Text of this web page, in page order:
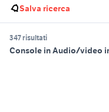
Salva ricerca
347 risultati
Console in Audio/video